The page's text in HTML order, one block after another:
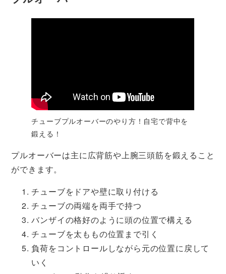
チューブプルオーバーのやり方！自宅で背中を
鍛える！
プルオーバーは主に広背筋や上腕三頭筋を鍛えること
ができます。
チューブをドアや壁に取り付ける
チューブの両端を両手で持つ
バンザイの格好のように頭の位置で構える
チューブを太ももの位置まで引く
負荷をコントロールしながら元の位置に戻して
いく